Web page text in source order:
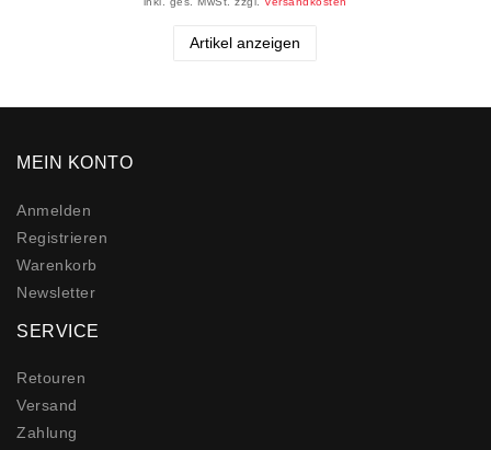
Artikel anzeigen
MEIN KONTO
Anmelden
Registrieren
Warenkorb
Newsletter
SERVICE
Retouren
Versand
Zahlung